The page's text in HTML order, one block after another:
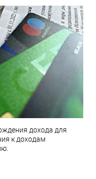
дохода для
к доходам